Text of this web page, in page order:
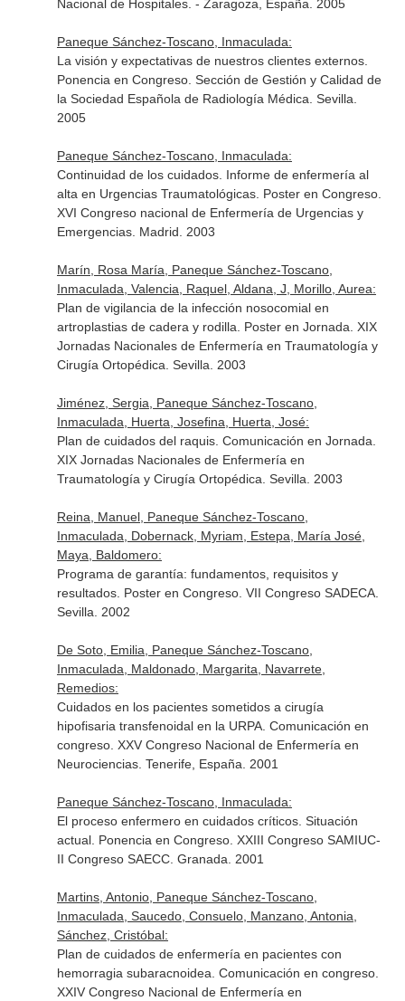
Nacional de Hospitales. - Zaragoza, España. 2005
Paneque Sánchez-Toscano, Inmaculada:
La visión y expectativas de nuestros clientes externos.
Ponencia en Congreso. Sección de Gestión y Calidad de
la Sociedad Española de Radiología Médica. Sevilla.
2005
Paneque Sánchez-Toscano, Inmaculada:
Continuidad de los cuidados. Informe de enfermería al
alta en Urgencias Traumatológicas. Poster en Congreso.
XVI Congreso nacional de Enfermería de Urgencias y
Emergencias. Madrid. 2003
Marín, Rosa María, Paneque Sánchez-Toscano,
Inmaculada, Valencia, Raquel, Aldana, J, Morillo, Aurea:
Plan de vigilancia de la infección nosocomial en
artroplastias de cadera y rodilla. Poster en Jornada. XIX
Jornadas Nacionales de Enfermería en Traumatología y
Cirugía Ortopédica. Sevilla. 2003
Jiménez, Sergia, Paneque Sánchez-Toscano,
Inmaculada, Huerta, Josefina, Huerta, José:
Plan de cuidados del raquis. Comunicación en Jornada.
XIX Jornadas Nacionales de Enfermería en
Traumatología y Cirugía Ortopédica. Sevilla. 2003
Reina, Manuel, Paneque Sánchez-Toscano,
Inmaculada, Dobernack, Myriam, Estepa, María José,
Maya, Baldomero:
Programa de garantía: fundamentos, requisitos y
resultados. Poster en Congreso. VII Congreso SADECA.
Sevilla. 2002
De Soto, Emilia, Paneque Sánchez-Toscano,
Inmaculada, Maldonado, Margarita, Navarrete,
Remedios:
Cuidados en los pacientes sometidos a cirugía
hipofisaria transfenoidal en la URPA. Comunicación en
congreso. XXV Congreso Nacional de Enfermería en
Neurociencias. Tenerife, España. 2001
Paneque Sánchez-Toscano, Inmaculada:
El proceso enfermero en cuidados críticos. Situación
actual. Ponencia en Congreso. XXIII Congreso SAMIUC-
II Congreso SAECC. Granada. 2001
Martins, Antonio, Paneque Sánchez-Toscano,
Inmaculada, Saucedo, Consuelo, Manzano, Antonia,
Sánchez, Cristóbal:
Plan de cuidados de enfermería en pacientes con
hemorragia subaracnoidea. Comunicación en congreso.
XXIV Congreso Nacional de Enfermería en